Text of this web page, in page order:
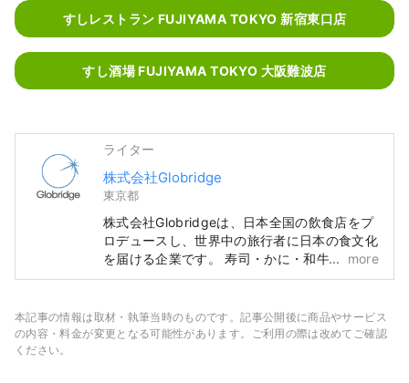
すしレストラン FUJIYAMA TOKYO 新宿東口店
すし酒場 FUJIYAMA TOKYO 大阪難波店
ライター
株式会社Globridge
東京都
株式会社Globridgeは、日本全国の飲食店をプ
ロデュースし、世界中の旅行者に日本の食文化
を届ける企業です。 寿司・かに・和牛など、
日本ならではの豪快で贅沢なグルメ体験を、多
ラール対応や多言語サポートを整えた店舗運営
を行っています。 このアカウントでは、
more
本記事の情報は取材・執筆当時のものです。記事公開後に商品やサービス
の内容・料金が変更となる可能性があります。ご利用の際は改めてご確認
ください。